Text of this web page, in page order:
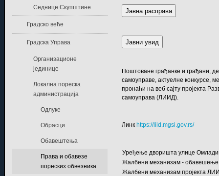
Јавна расправа
Јавни увид
Поштоване грађанке и грађани,
самоуправе, актуелне конкурсе,
пронаћи на веб сајту пројекта
самоуправа (ЛИИД).
Линкhttps://liid.mgsi.gov.rs/
Уређење дворишта улице
Жалбени механизам - обавешење
Жалбени механизам пројекта
Седнице Скупштине
Градско веће
Градска Управа
Организационе
јединице
Локална пореска
администрација
Одлуке
Обрасци
Обавештења
Права и обавезе
пореских обвезника